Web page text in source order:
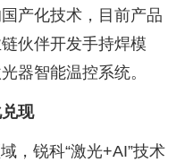
产化技术，目前产品
伙伴开发手持焊模
器智能温控系统。
现
，锐科“激光+AI”技术